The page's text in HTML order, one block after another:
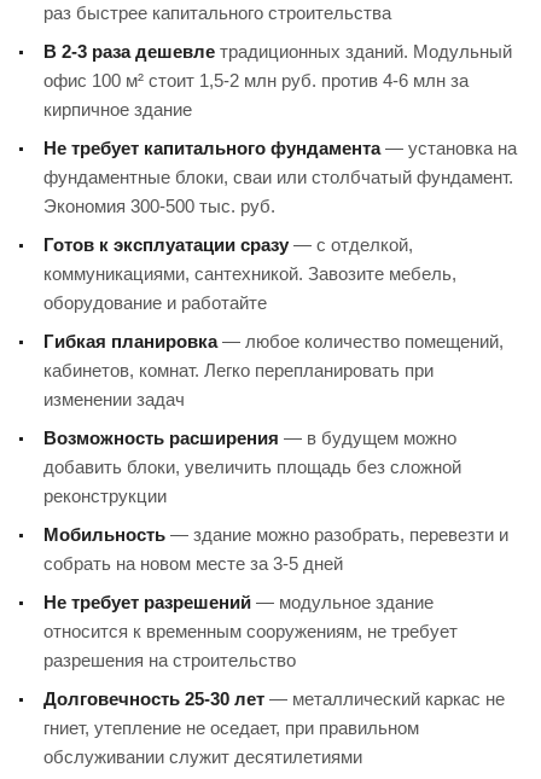
раз быстрее капитального строительства
В 2-3 раза дешевле традиционных зданий. Модульный
офис 100 м² стоит 1,5-2 млн руб. против 4-6 млн за
кирпичное здание
Не требует капитального фундамента— установка на
фундаментные блоки, сваи или столбчатый фундамент.
Экономия 300-500 тыс. руб.
Готов к эксплуатации сразу — с отделкой,
коммуникациями, сантехникой. Завозите мебель,
оборудование и работайте
Гибкая планировка— любое количество помещений,
кабинетов, комнат. Легко перепланировать при
изменении задач
Возможность расширения — в будущем можно
добавить блоки, увеличить площадь без сложной
реконструкции
Мобильность — здание можно разобрать, перевезти и
собрать на новом месте за 3-5 дней
Не требует разрешений — модульное здание
относится к временным сооружениям, не требует
разрешения на строительство
Долговечность 25-30 лет — металлический каркас не
гниет, утепление не оседает, при правильном
обслуживании служит десятилетиями